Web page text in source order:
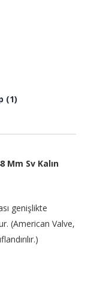
(1)
Mm Sv Kalın
genişlikte
(American Valve,